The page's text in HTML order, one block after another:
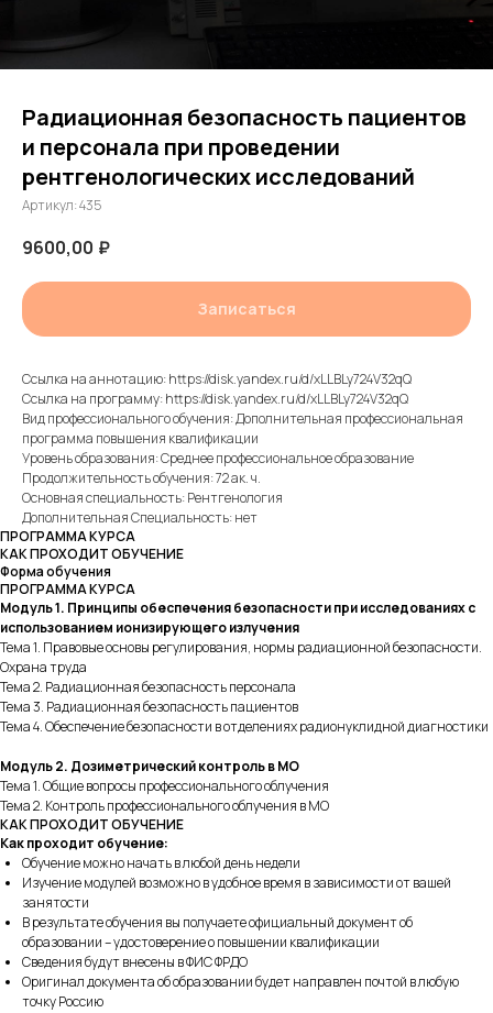
Радиационная безопасность пациентов
и персонала при проведении
рентгенологических исследований
Артикул:435
9600,00 ₽
Записаться
Ссылка на аннотацию: https://disk.yandex.ru/d/xLLBLy724V32qQ
Ссылка на программу: https://disk.yandex.ru/d/xLLBLy724V32qQ
Вид профессионального обучения: Дополнительная профессиональная
программа повышения квалификации
Уровень образования: Среднее профессиональное образование
Продолжительность обучения: 72 ак. ч.
Основная специальность: Рентгенология
Дополнительная Специальность: нет
ПРОГРАММА КУРСА
КАК ПРОХОДИТ ОБУЧЕНИЕ
Форма обучения
ПРОГРАММА КУРСА
Модуль 1. Принципы обеспечения безопасности при исследованиях с
использованием ионизирующего излучения
Тема 1. Правовые основы регулирования, нормы радиационной безопасности.
Охрана труда
Тема 2. Радиационная безопасность персонала
Тема 3. Радиационная безопасность пациентов
Тема 4. Обеспечение безопасности в отделениях радионуклидной диагностики
Модуль 2. Дозиметрический контроль в МО
Тема 1. Общие вопросы профессионального облучения
Тема 2. Контроль профессионального облучения в МО
КАК ПРОХОДИТ ОБУЧЕНИЕ
Как проходит обучение:
Обучение можно начать в любой день недели
Изучение модулей возможно в удобное время в зависимости от вашей
занятости
В результате обучения вы получаете официальный документ об
образовании – удостоверение о повышении квалификации
Сведения будут внесены в ФИС ФРДО
Оригинал документа об образовании будет направлен почтой в любую
точку Россию